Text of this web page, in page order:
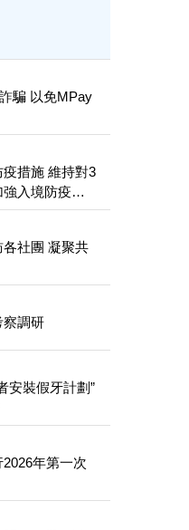
騙 以免MPay
措施 維持對3
入境防疫措
社團 凝聚共
察調研
安裝假牙計劃”
年第一次